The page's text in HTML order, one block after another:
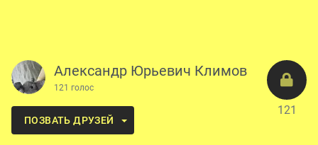
121
Александр Юрьевич Климов
121 голос
ПОЗВАТЬ ДРУЗЕЙ